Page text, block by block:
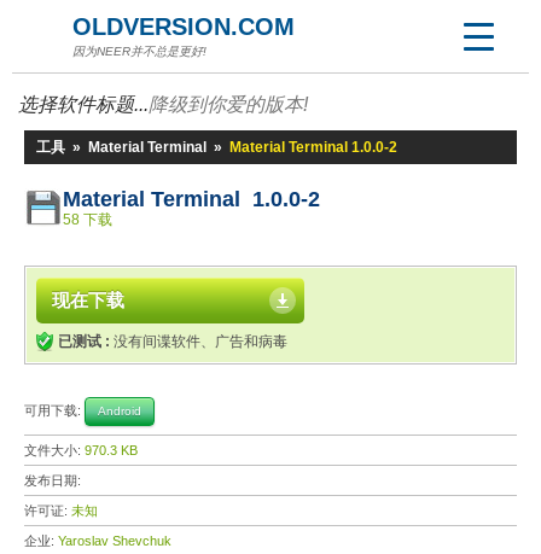
OLDVERSION.COM
因为NEER并不总是更好!
选择软件标题...降级到你爱的版本!
工具 » Material Terminal » Material Terminal 1.0.0-2
Material Terminal 1.0.0-2
58 下载
现在下载
已测试 : 没有间谍软件、广告和病毒
可用下载: Android
文件大小: 970.3 KB
发布日期:
许可证: 未知
企业: Yaroslav Shevchuk